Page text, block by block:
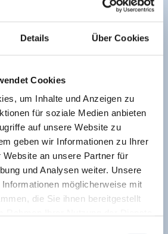
Details Über Cookies
Cookies
um Inhalte und Anzeigen zu
für soziale Medien anbieten
auf unsere Website zu
geben wir Informationen zu Ihrer
Website an unsere Partner für
und Analysen weiter. Unsere
möglicherweise mit
die Sie ihnen bereitgestellt